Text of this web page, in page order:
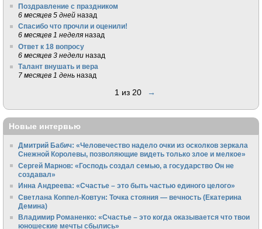
Поздравление с праздником
6 месяцев 5 дней назад
Спасибо что прочли и оценили!
6 месяцев 1 неделя назад
Ответ к 18 вопросу
6 месяцев 3 недели назад
Талант внушать и вера
7 месяцев 1 день назад
1 из 20 →
Новые интервью
Дмитрий Бабич: «Человечество надело очки из осколков зеркала
Снежной Королевы, позволяющие видеть только злое и мелкое»
Сергей Марнов: «Господь создал семью, а государство Он не
создавал»
Инна Андреева: «Счастье – это быть частью единого целого»
Светлана Коппел-Ковтун: Точка стояния — вечность (Екатерина
Демина)
Владимир Романенко: «Счастье – это когда оказывается что твои
юношеские мечты сбылись»